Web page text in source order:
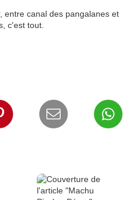
entre canal des pangalanes et
c'est tout.